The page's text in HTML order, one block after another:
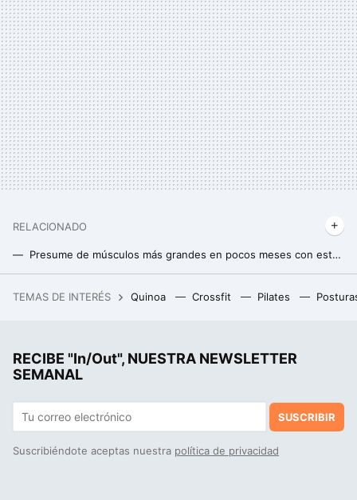
RELACIONADO
Presume de músculos más grandes en pocos meses con esta rutina matadora
Los millonarios ya no usan la misma ropa todos los días, se han pasado a la macho aesthetic. Y tiene su razón de ser
TEMAS DE INTERÉS Quinoa Crossfit Pilates
RECIBE "In/Out", NUESTRA NEWSLETTER
SEMANAL
SUSCRIBIR
Suscribiéndote aceptas nuestra política de privacidad